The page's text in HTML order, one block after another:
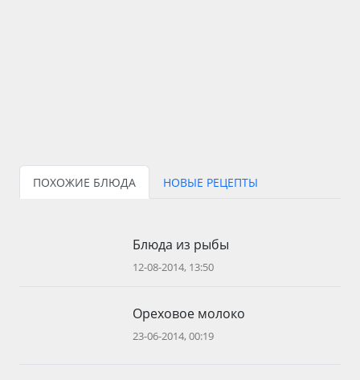
ПОХОЖИЕ БЛЮДА НОВЫЕ РЕЦЕПТЫ
Блюда из рыбы
12-08-2014, 13:50
Ореховое молоко
23-06-2014, 00:19